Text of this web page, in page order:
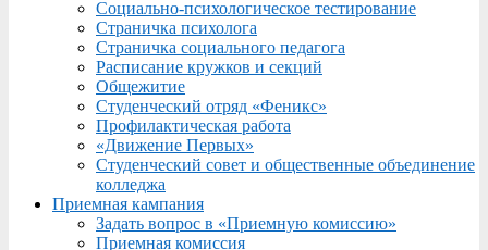
Социально-психологическое тестирование
Страничка психолога
Страничка социального педагога
Расписание кружков и секций
Общежитие
Студенческий отряд «Феникс»
Профилактическая работа
«Движение Первых»
Студенческий совет и общественные объединение
колледжа
Приемная кампания
Задать вопрос в «Приемную комиссию»
Приемная комиссия